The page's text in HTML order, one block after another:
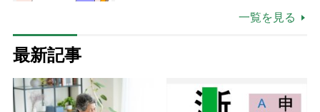
一覧を見る
最新記事